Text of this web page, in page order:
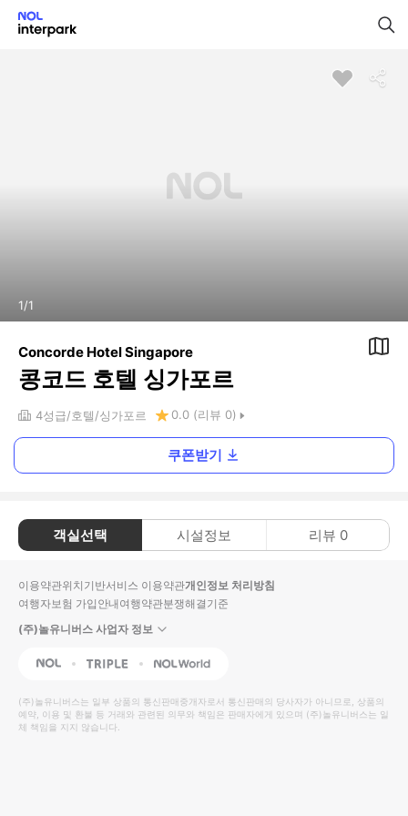
1/1
Concorde Hotel Singapore
콩코드 호텔 싱가포르
4성급 호텔 싱가포르 0.0 (리뷰 0)
쿠폰받기
객실선택 시설정보 리뷰 0
이용약관위치기반서비스 이용약관개인정보 처리방침
여행자보험 가입안내여행약관분쟁해결기준
(주)놀유니버스 사업자 정보
NOL Triple Interpark Global
(주)놀유니버스는 일부 상품의 통신판매중개자로서 통신판매의 당사자가 아니므로, 상품의
예약, 이용 및 환불 등 거래와 관련된 의무와 책임은 판매자에게 있으며 (주)놀유니버스는 일
체 책임을 지지 않습니다.